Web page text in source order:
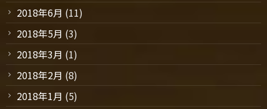
2018年6月 (11)
2018年5月 (3)
2018年3月 (1)
2018年2月 (8)
2018年1月 (5)